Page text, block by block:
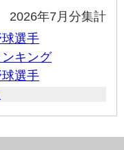
2026年7月分集計
選手
キング
選手